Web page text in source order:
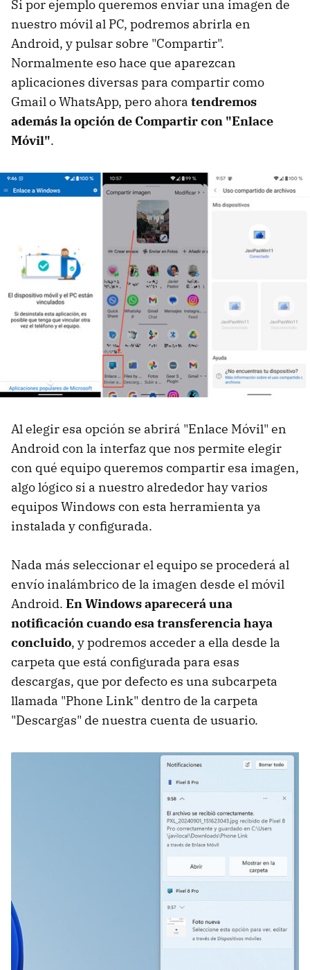
Si por ejemplo queremos enviar una imagen de
nuestro móvil al PC, podremos abrirla en
Android, y pulsar sobre "Compartir".
Normalmente eso hace que aparezcan
aplicaciones diversas para compartir como
Gmail o WhatsApp, pero ahora tendremos
además la opción de Compartir con "Enlace
Móvil".
Al elegir esa opción se abrirá "Enlace Móvil" en
Android con la interfaz que nos permite elegir
con qué equipo queremos compartir esa imagen,
algo lógico si a nuestro alrededor hay varios
equipos Windows con esta herramienta ya
instalada y configurada.
Nada más seleccionar el equipo se procederá al
envío inalámbrico de la imagen desde el móvil
Android. En Windows aparecerá una
notificación cuando esa transferencia haya
concluido, y podremos acceder a ella desde la
carpeta que está configurada para esas
descargas, que por defecto es una subcarpeta
llamada "Phone Link" dentro de la carpeta
"Descargas" de nuestra cuenta de usuario.